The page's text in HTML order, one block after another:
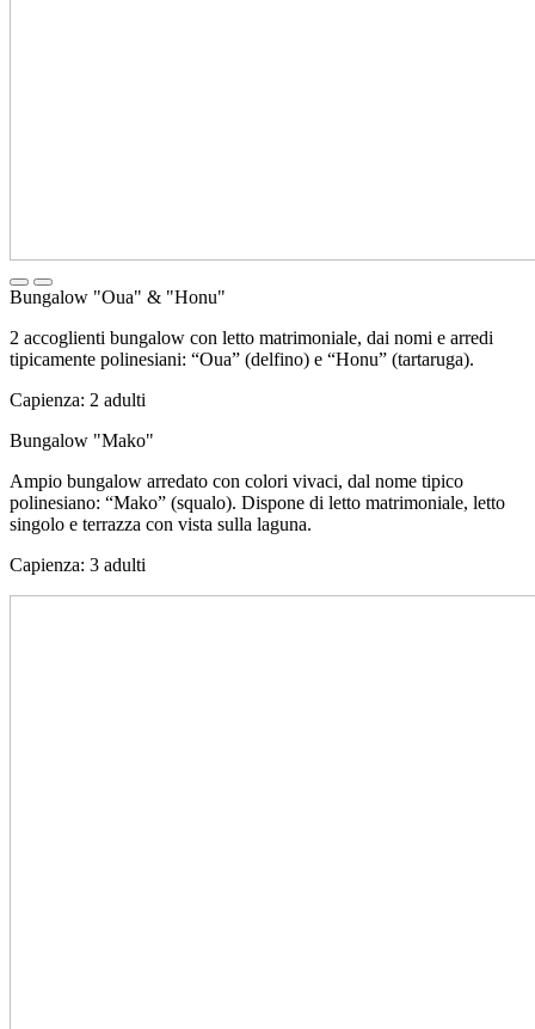
Bungalow "Oua" & "Honu"
2 accoglienti bungalow con letto matrimoniale, dai nomi e arredi
tipicamente polinesiani: “Oua” (delfino) e “Honu” (tartaruga).
Capienza: 2 adulti
Bungalow "Mako"
Ampio bungalow arredato con colori vivaci, dal nome tipico
polinesiano: “Mako” (squalo). Dispone di letto matrimoniale, letto
singolo e terrazza con vista sulla laguna.
Capienza: 3 adulti